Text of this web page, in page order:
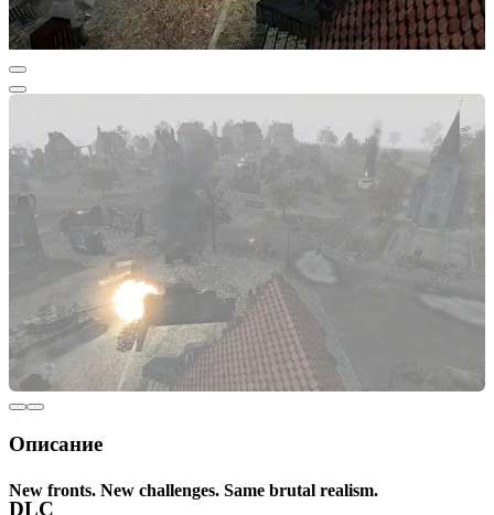
Описание
New fronts. New challenges. Same brutal realism.
DLC